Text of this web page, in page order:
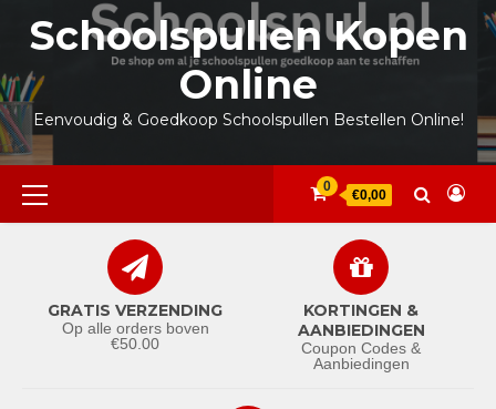
inhoud
Schoolspullen Kopen
Online
Eenvoudig & Goedkoop Schoolspullen Bestellen Online!
Primair
menu
0
€0,00
GRATIS VERZENDING
Op alle orders boven
€50.00
KORTINGEN &
AANBIEDINGEN
Coupon Codes &
Aanbiedingen